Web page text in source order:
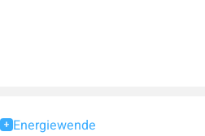
Energiewende